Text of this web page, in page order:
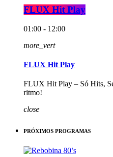
FLUX Hit Play
01:00 - 12:00
more_vert
FLUX Hit Play
FLUX Hit Play – Só Hits,
ritmo!
close
PRÓXIMOS PROGRAMAS